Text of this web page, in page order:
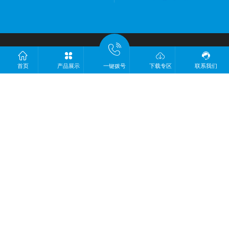
关于纳思
产品中心
首页 产品展示 一键拨号 下载专区 联系我们